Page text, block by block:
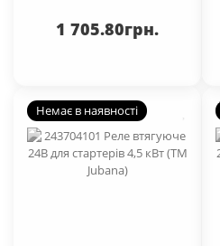
1 705.80грн.
Немає в наявності